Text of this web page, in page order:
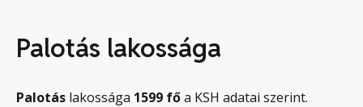
Palotás lakossága
Palotás lakossága 1599 főa KSH adatai szerint.